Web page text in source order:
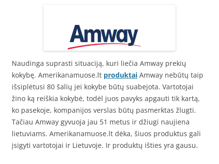
Naudinga suprasti situaciją, kuri liečia Amway prekių
kokybę. Amerikanamuose.lt produktai Amway nebūtų taip
išsiplėtusi 80 šalių jei kokybe būtų suabejota. Vartotojai
žino ką reiškia kokybė, todėl juos pavyks apgauti tik kartą,
ko pasekoje, kompanijos verslas būtų pasmerktas žlugti.
Tačiau Amway gyvuoja jau 51 metus ir džiugi naujiena
lietuviams. Amerikanamuose.lt dėka, šiuos produktus gali
įsigyti vartotojai ir Lietuvoje. Ir produktų išties yra gausu.